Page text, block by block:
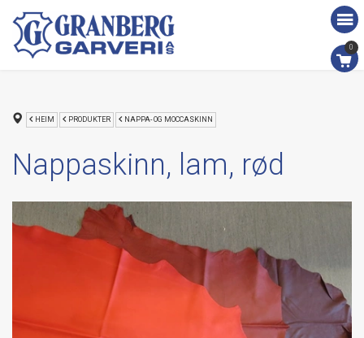
0
HEIM PRODUKTER NAPPA- OG MOCCASKINN
Nappaskinn, lam, rød